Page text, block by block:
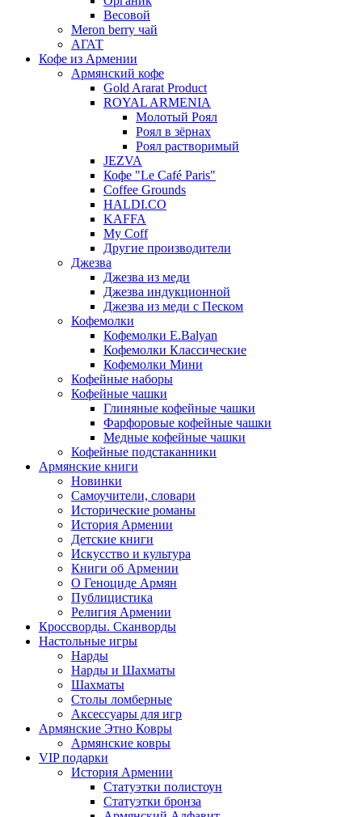
Весовой
Meron berry чай
АГАТ
Кофе из Армении
Армянский кофе
Gold Ararat Product
ROYAL ARMENIA
Молотый Роял
Роял в зёрнах
Роял растворимый
JEZVA
Кофе "Le Café Paris"
Coffee Grounds
HALDI.CO
KAFFA
My Coff
Другие производители
Джезва
Джезва из меди
Джезва индукционной
Джезва из меди с Песком
Кофемолки
Кофемолки E.Balyan
Кофемолки Классические
Кофемолки Мини
Кофейные наборы
Кофейные чашки
Глиняные кофейные чашки
Фарфоровые кофейные чашки
Медные кофейные чашки
Кофейные подстаканники
Армянские книги
Новинки
Самоучители, словари
Исторические романы
История Армении
Детские книги
Иcкусство и культура
Книги об Армении
О Геноциде Армян
Публицистика
Религия Армении
Кроссворды. Сканворды
Настольные игры
Нарды
Нарды и Шахматы
Шахматы
Столы ломберные
Аксессуары для игр
Армянские Этно Ковры
Армянские ковры
VIP подарки
История Армении
Статуэтки полистоун
Статуэтки бронза